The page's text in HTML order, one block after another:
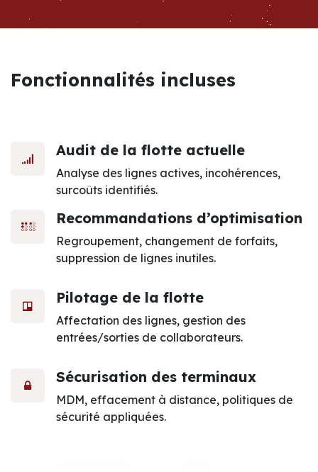
Fonctionnalités incluses
Audit de la flotte actuelle
Analyse des lignes actives, incohérences,
surcoûts identifiés.
Recommandations d’optimisation
Regroupement, changement de forfaits,
suppression de lignes inutiles.
Pilotage de la flotte
Affectation des lignes, gestion des
entrées/sorties de collaborateurs.
Sécurisation des terminaux
MDM, effacement à distance, politiques de
sécurité appliquées.